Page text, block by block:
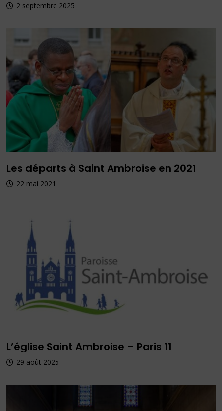
2 septembre 2025
Les départs à Saint Ambroise en 2021
22 mai 2021
L’église Saint Ambroise – Paris 11
29 août 2025